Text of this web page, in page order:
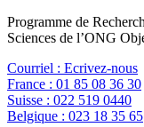
Programme de
Sciences de l’ONG
Courriel : Ecrivez-nous
France : 01 85 08 36 30
Suisse : 022 519 0440
Belgique : 023 18 35 65